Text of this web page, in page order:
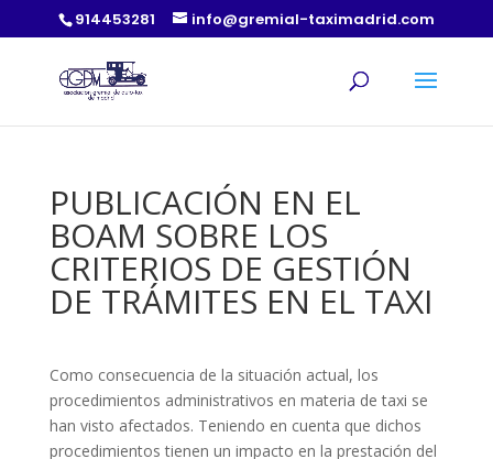
914453281 info@gremial-taximadrid.com
PUBLICACIÓN EN EL
BOAM SOBRE LOS
CRITERIOS DE GESTIÓN
DE TRÁMITES EN EL TAXI
Como consecuencia de la situación actual, los
procedimientos administrativos en materia de taxi se
han visto afectados. Teniendo en cuenta que dichos
procedimientos tienen un impacto en la prestación del